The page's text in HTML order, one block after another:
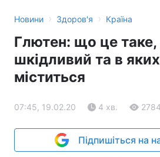
Новини › Здоров'я › Країна
Глютен: що це
шкідливий та в
міститься
07:45, 19.02.20 4 хв.
Підпишіться на